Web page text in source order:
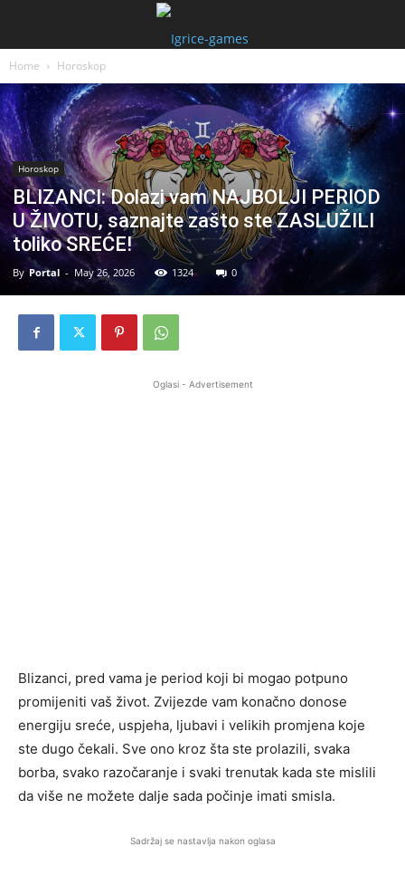
Home Horoskop
Horoskop
BLIZANCI: Dolazi vam NAJBOLJI PERIOD
U ŽIVOTU, saznajte zašto ste ZASLUŽILI
toliko SREĆE!
By Portal - May 26, 2026 1324 0
Oglasi - Advertisement
Blizanci, pred vama je period koji bi mogao potpuno
promijeniti vaš život. Zvijezde vam konačno donose
energiju sreće, uspjeha, ljubavi i velikih promjena koje
ste dugo čekali. Sve ono kroz šta ste prolazili, svaka
borba, svako razočaranje i svaki trenutak kada ste mislili
da više ne možete dalje sada počinje imati smisla.
Sadržaj se nastavlja nakon oglasa